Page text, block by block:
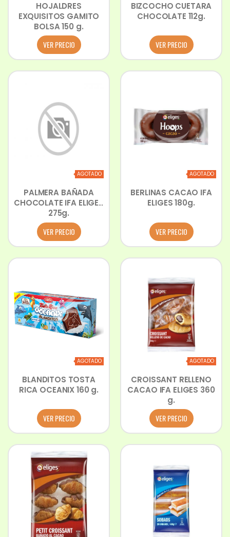
HOJALDRES
EXQUISITOS GAMITO
BOLSA 150 g.
VER PRECIO
BIZCOCHO CUETARA
CHOCOLATE 112g.
VER PRECIO
AGOTADO
PALMERA BAÑADA
CHOCOLATE IFA ELIGES
275g.
VER PRECIO
AGOTADO
BERLINAS CACAO IFA
ELIGES 180g.
VER PRECIO
AGOTADO
BLANDITOS TOSTA
RICA OCEANIX 160 g.
VER PRECIO
AGOTADO
CROISSANT RELLENO
CACAO IFA ELIGES 360
g.
VER PRECIO